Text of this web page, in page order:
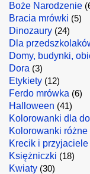
Boże Narodzenie
Bracia mrówki (5)
Dinozaury (24)
Dla
Domy, budynki,
Dora (3)
Etykiety (12)
Ferdo mrówka (6)
Halloween (41)
Kolorowanki dla
Kolorowanki różne
Krecik i przyjaciele
Księżniczki (18)
Kwiaty (30)